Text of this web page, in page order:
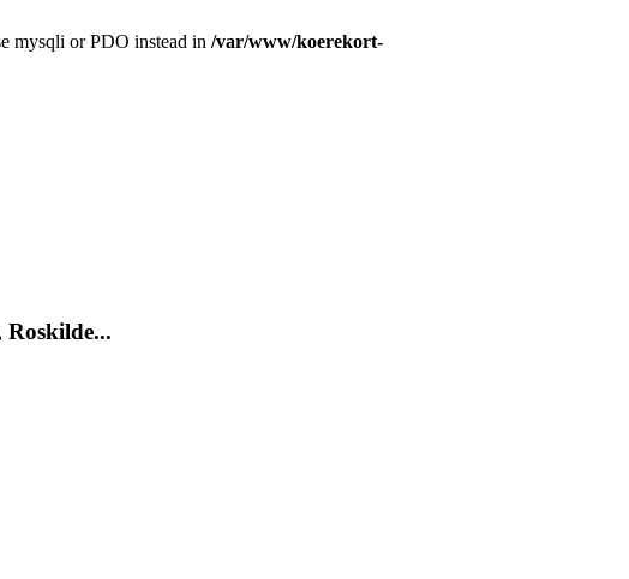
mysqli or PDO instead in /var/www/koerekort-